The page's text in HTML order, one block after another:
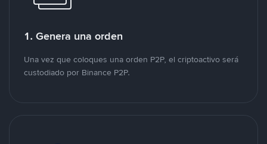
1. Genera una orden
Una vez que coloques una orden P2P, el criptoactivo será
custodiado por Binance P2P.